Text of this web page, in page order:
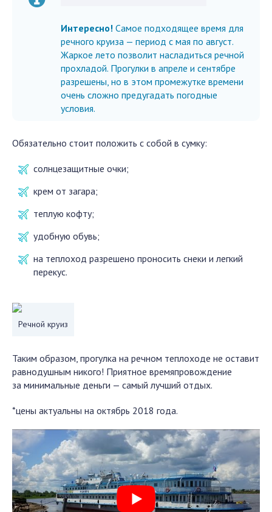
Интересно! Самое подходящее время для
речного круиза — период с мая по август.
Жаркое лето позволит насладиться речной
прохладой. Прогулки в апреле и сентябре
разрешены, но в этом промежутке времени
очень сложно предугадать погодные
условия.
Обязательно стоит положить с собой в сумку:
солнцезащитные очки;
крем от загара;
теплую кофту;
удобную обувь;
на теплоход разрешено проносить снеки и легкий
перекус.
Речной круиз
Таким образом, прогулка на речном теплоходе не оставит
равнодушным никого! Приятное времяпровождение
за минимальные деньги — самый лучший отдых.
*цены актуальны на октябрь 2018 года.